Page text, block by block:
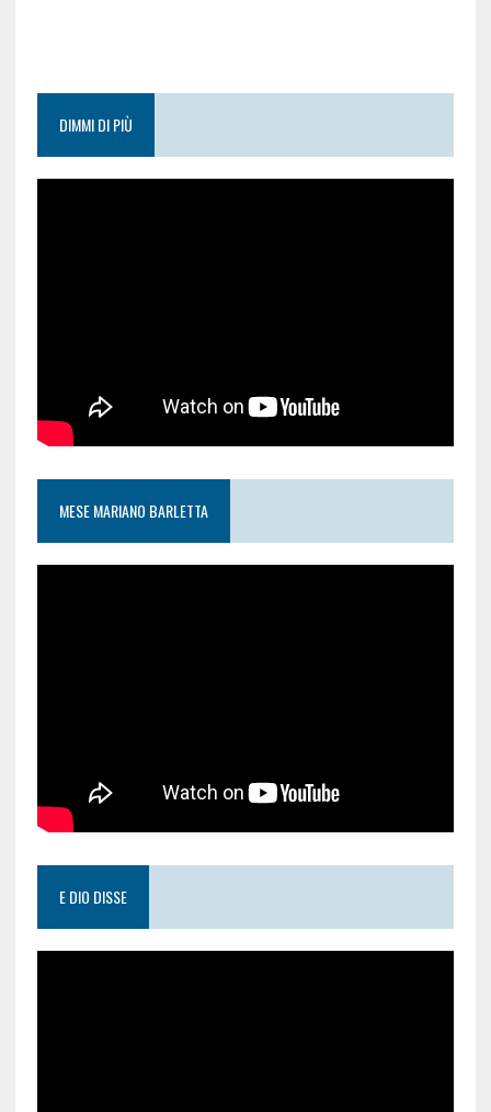
DIMMI DI PIÙ
MESE MARIANO BARLETTA
E DIO DISSE